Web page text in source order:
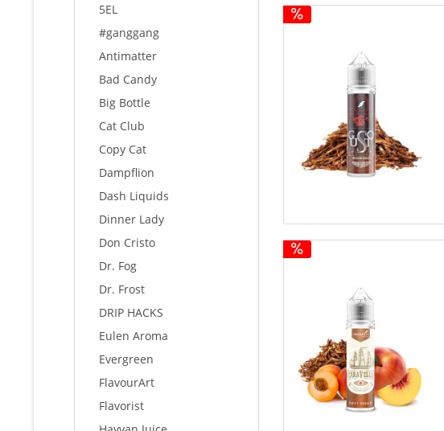
5EL
#ganggang
Antimatter
Bad Candy
Big Bottle
Cat Club
Copy Cat
Dampflion
Dash Liquids
Dinner Lady
Don Cristo
Dr. Fog
Dr. Frost
DRIP HACKS
Eulen Aroma
Evergreen
FlavourArt
Flavorist